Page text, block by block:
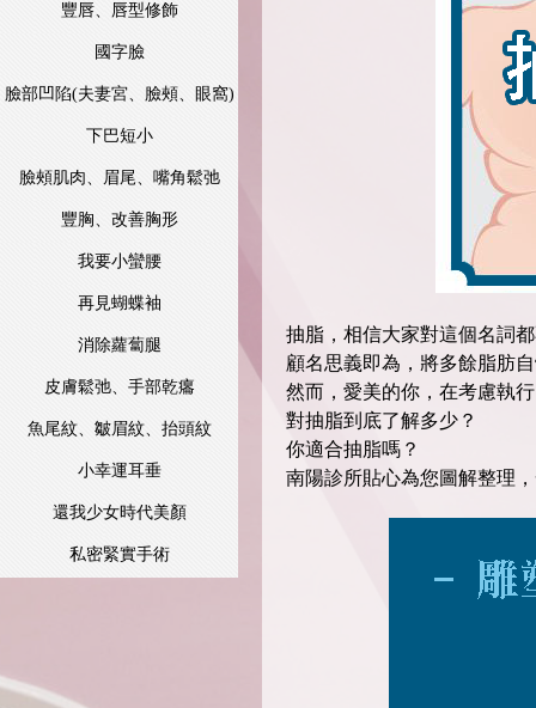
豐唇、唇型修飾
國字臉
臉部凹陷(夫妻宮、臉頰、眼窩)
下巴短小
臉頰肌肉、眉尾、嘴角鬆弛
豐胸、改善胸形
我要小蠻腰
再見蝴蝶袖
消除蘿蔔腿
皮膚鬆弛、手部乾癟
魚尾紋、皺眉紋、抬頭紋
小幸運耳垂
還我少女時代美顏
私密緊實手術
抽脂，相信大家對這個名詞
顧名思義即為，將多餘脂肪
然而，愛美的你，在考慮執
對抽脂到底了解多少？
你適合抽脂嗎？
南陽診所貼心為您圖解整理